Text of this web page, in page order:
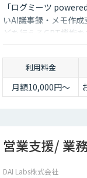
「ログミーツ
いAI議事録・メモ作
どを行えるGPT機能
利用料金
月額10,000円～
営業支援/ 業
DAI Labs株式会社